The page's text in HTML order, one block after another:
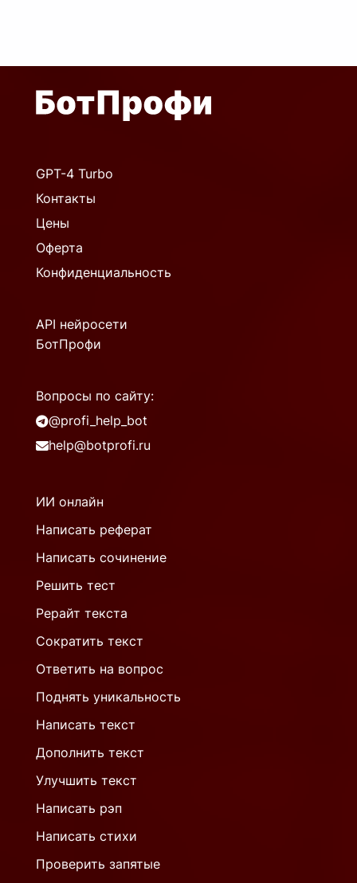
GPT-4 Turbo
Контакты
Цены
Оферта
Конфиденциальность
API нейросети
БотПрофи
Вопросы по сайту:
@profi_help_bot
help@botprofi.ru
ИИ онлайн
Написать реферат
Написать сочинение
Решить тест
Рерайт текста
Сократить текст
Ответить на вопрос
Поднять уникальность
Написать текст
Дополнить текст
Улучшить текст
Написать рэп
Написать стихи
Проверить запятые